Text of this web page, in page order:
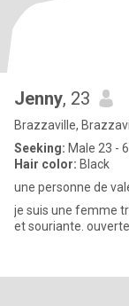
Jenny, 23
Brazzaville,
Seeking: Male 23 -
Hair color: Black
une personne de
je suis une femme
et souriante.